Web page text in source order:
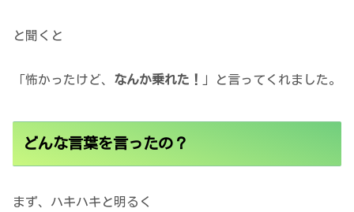
と聞くと
「怖かったけど、 なんか乗れた！ 」と言ってくれました。
どんな言葉を言ったの？
まず、ハキハキと明るく